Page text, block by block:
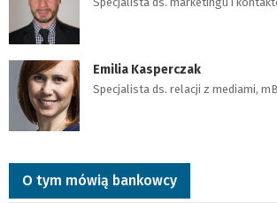
Emilia Kasperczak
Specjalista ds. relacji z mediami,
O tym mówią bankowcy